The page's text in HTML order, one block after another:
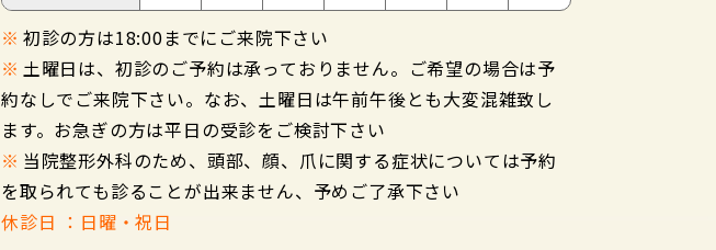
※ 初診の方は18:00までにご来院下さい
※ 土曜日は、初診のご予約は承っておりません。ご希望の場合は予
約なしでご来院下さい。なお、土曜日は午前午後とも大変混雑致し
ます。お急ぎの方は平日の受診をご検討下さい
※ 当院整形外科のため、頭部、顔、爪に関する症状については予約
を取られても診ることが出来ません、予めご了承下さい
休診日 ：日曜・祝日